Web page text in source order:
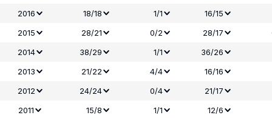
2016
18/18 1/1
16/15
2015
28/21 0/2 28/17
2014
38/29 1/1
36/26
2013
21/22 4/4
16/16
2012
24/24 0/4 21/17
2011
15/8 1/1
12/6